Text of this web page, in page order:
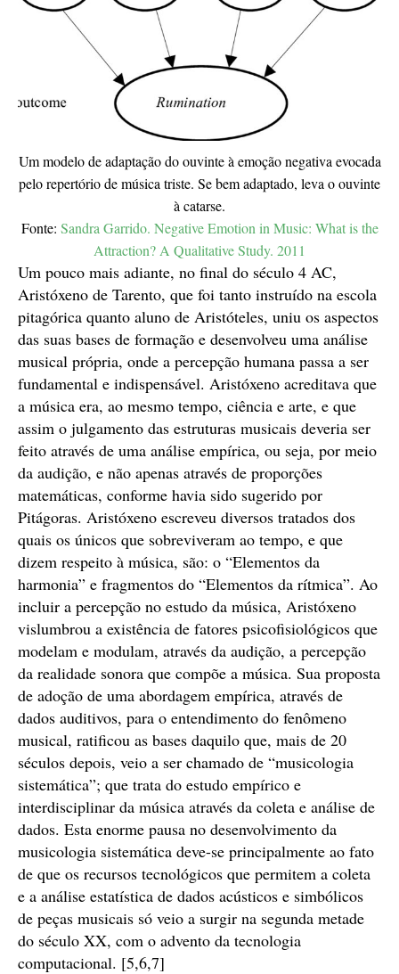
Um modelo de adaptação do ouvinte à emoção negativa evocada
pelo repertório de música triste. Se bem adaptado, leva o ouvinte
à catarse.
Fonte: Sandra Garrido. Negative Emotion in Music: What is the
Attraction? A Qualitative Study. 2011
Um pouco mais adiante, no final do século 4 AC,
Aristóxeno de Tarento, que foi tanto instruído na escola
pitagórica quanto aluno de Aristóteles, uniu os aspectos
das suas bases de formação e desenvolveu uma análise
musical própria, onde a percepção humana passa a ser
fundamental e indispensável. Aristóxeno acreditava que
a música era, ao mesmo tempo, ciência e arte, e que
assim o julgamento das estruturas musicais deveria ser
feito através de uma análise empírica, ou seja, por meio
da audição, e não apenas através de proporções
matemáticas, conforme havia sido sugerido por
Pitágoras. Aristóxeno escreveu diversos tratados dos
quais os únicos que sobreviveram ao tempo, e que
dizem respeito à música, são: o “Elementos da
harmonia” e fragmentos do “Elementos da rítmica”. Ao
incluir a percepção no estudo da música, Aristóxeno
vislumbrou a existência de fatores psicofisiológicos que
modelam e modulam, através da audição, a percepção
da realidade sonora que compõe a música. Sua proposta
de adoção de uma abordagem empírica, através de
dados auditivos, para o entendimento do fenômeno
musical, ratificou as bases daquilo que, mais de 20
séculos depois, veio a ser chamado de “musicologia
sistemática”; que trata do estudo empírico e
interdisciplinar da música através da coleta e análise de
dados. Esta enorme pausa no desenvolvimento da
musicologia sistemática deve-se principalmente ao fato
de que os recursos tecnológicos que permitem a coleta
e a análise estatística de dados acústicos e simbólicos
de peças musicais só veio a surgir na segunda metade
do século XX, com o advento da tecnologia
computacional. [5,6,7]